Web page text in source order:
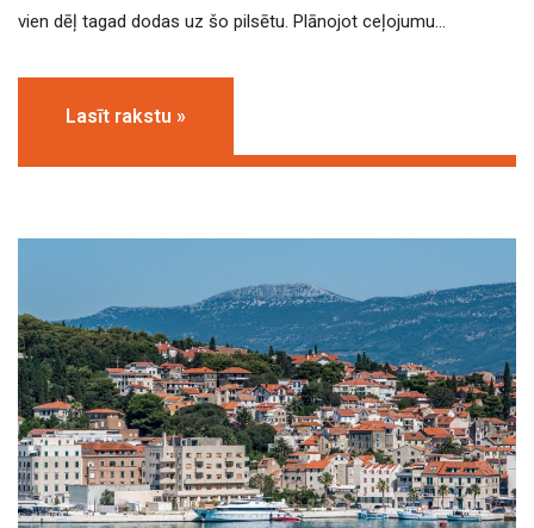
vien dēļ tagad dodas uz šo pilsētu. Plānojot ceļojumu…
Lasīt rakstu »